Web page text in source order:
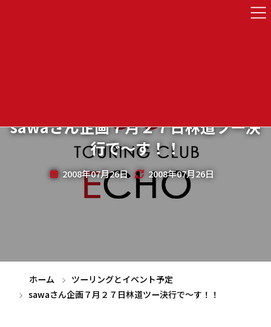
sawaさん企画７月２７日林道ツー決
行で～す！！
2008年07月26日 2008年07月26日
ホーム
ツーリングとイベント予定
sawaさん企画７月２７日林道ツー決行で～す！！